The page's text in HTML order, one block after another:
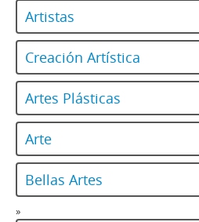
Artistas
Creación Artística
Artes Plásticas
Arte
Bellas Artes
»